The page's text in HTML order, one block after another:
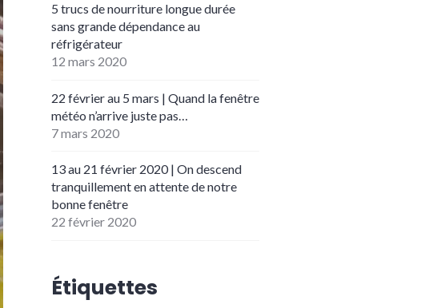
5 trucs de nourriture longue durée
sans grande dépendance au
réfrigérateur
12 mars 2020
22 février au 5 mars | Quand la fenêtre
météo n’arrive juste pas…
7 mars 2020
13 au 21 février 2020 | On descend
tranquillement en attente de notre
bonne fenêtre
22 février 2020
Étiquettes